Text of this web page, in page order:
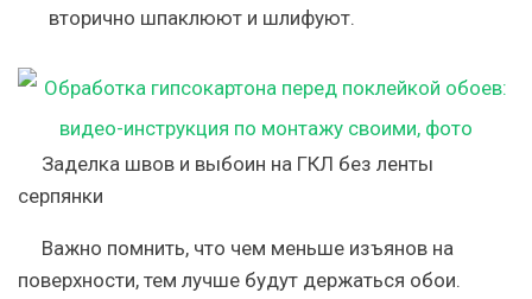
вторично шпаклюют и шлифуют.
Заделка швов и выбоин на ГКЛ без ленты
серпянки
Важно помнить, что чем меньше изъянов на
поверхности, тем лучше будут держаться обои.